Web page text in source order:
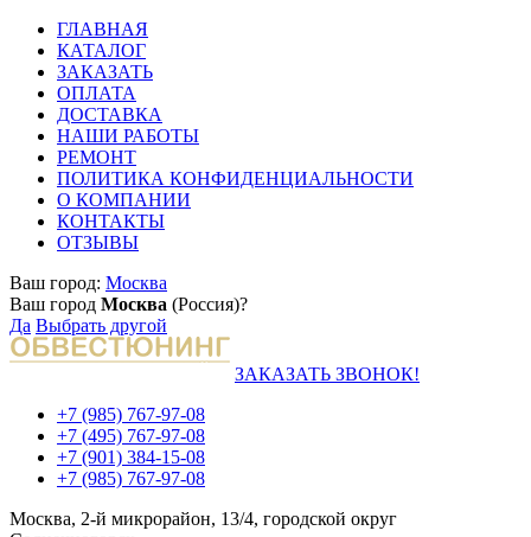
ГЛАВНАЯ
КАТАЛОГ
ЗАКАЗАТЬ
ОПЛАТА
ДОСТАВКА
НАШИ РАБОТЫ
РЕМОНТ
ПОЛИТИКА КОНФИДЕНЦИАЛЬНОСТИ
О КОМПАНИИ
КОНТАКТЫ
ОТЗЫВЫ
Ваш город: Москва
Ваш город Москва (Россия)?
Да Выбрать другой
ЗАКАЗАТЬ ЗВОНОК!
+7 (985) 767-97-08
+7 (495) 767-97-08
+7 (901) 384-15-08
+7 (985) 767-97-08
Москва, 2-й микрорайон, 13/4, городской округ